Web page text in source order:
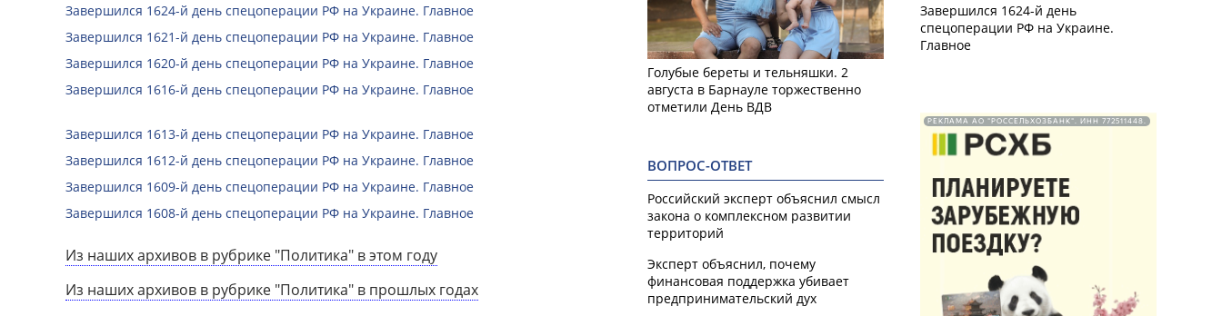
Завершился 1624-й день спецоперации РФ на Украине. Главное
Завершился 1621-й день спецоперации РФ на Украине. Главное
Завершился 1620-й день спецоперации РФ на Украине. Главное
Завершился 1616-й день спецоперации РФ на Украине. Главное
Завершился 1613-й день спецоперации РФ на Украине. Главное
Завершился 1612-й день спецоперации РФ на Украине. Главное
Завершился 1609-й день спецоперации РФ на Украине. Главное
Завершился 1608-й день спецоперации РФ на Украине. Главное
Из наших архивов в рубрике "Политика" в этом году
Из наших архивов в рубрике "Политика" в прошлых годах
Голубые береты и тельняшки. 2
августа в Барнауле торжественно
отметили День ВДВ
ВОПРОС-ОТВЕТ
Российский эксперт объяснил смысл
закона о комплексном развитии
территорий
Эксперт объяснил, почему
финансовая поддержка убивает
предпринимательский дух
Завершился 1624-й день
спецоперации РФ на Украине.
Главное
РЕКЛАМА АО "РОССЕЛЬХОЗБАНК". ИНН 772511448.